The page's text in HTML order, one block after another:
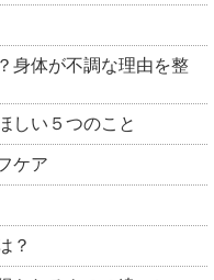
身体が不調な理由を整
しい５つのこと
ケア
？